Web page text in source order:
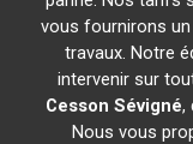
vous fournirons
travaux. Notre
intervenir sur
Cesson Sévigné,
Nous vous